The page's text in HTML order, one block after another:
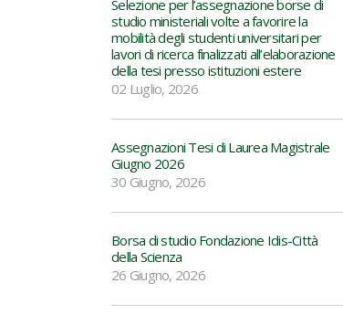
Selezione per l’assegnazione borse di
studio ministeriali volte a favorire la
mobilità degli studenti universitari per
lavori di ricerca finalizzati all’elaborazione
della tesi presso istituzioni estere
02 Luglio, 2026
Assegnazioni Tesi di Laurea Magistrale
Giugno 2026
30 Giugno, 2026
Borsa di studio Fondazione Idis-Città
della Scienza
26 Giugno, 2026